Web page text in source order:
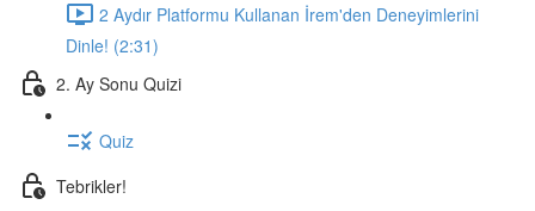
2 Aydır Platformu Kullanan İrem'den Deneyimlerini
Dinle! (2:31)
2. Ay Sonu Quizi
Quiz
Tebrikler!